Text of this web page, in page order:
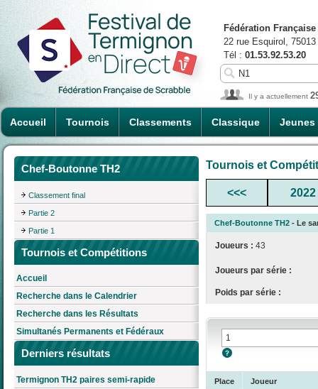
Accueil Tournois Classements Classique Jeunes
Fédération
22 rue Esquirol,
Tél : 01.53.92.53.20
Il y a actuellement
Chef-Boutonne TH2
Classement final
Partie 2
Partie 1
Tournois et Compétitions
Accueil
Recherche dans le Calendrier
Recherche dans les Résultats
Simultanés Permanents et Fédéraux
Derniers résultats
Termignon TH2 paires semi-rapide
Tournois et
<<< 2022
Chef-Boutonne TH2 - Le
Joueurs : 43
Joueurs par série :
Poids par série :
Place Joueur